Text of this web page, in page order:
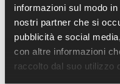
informazioni sul modo
nostri partner che si
pubblicità e social
con altre informazioni
raccolto dal suo utilizzo
In seguito ad un
una lesione al
quattro aree
queste aree, ci